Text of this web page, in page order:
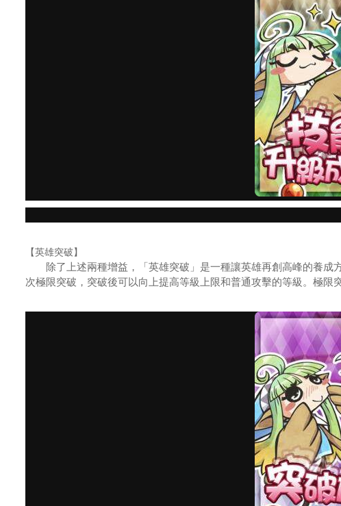
【英雄突破】
除了上述兩種增益，「英雄突破」是一種讓英雄再創高峰的養成
次極限突破，突破後可以向上提高等級上限和普通攻擊的等級。極